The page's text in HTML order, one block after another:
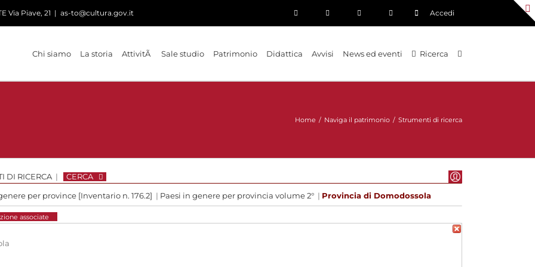
Via Piave, 21 | as-to@cultura.gov.it Accedi
Chi siamo La storia AttivitÃ Sale studio Patrimonio Didattica Avvisi News ed eventi Ricerca
Home / Naviga il patrimonio / Strumenti di ricerca
DI RICERCA | CERCA
per province [Inventario n. 176.2] | Paesi in genere per provincia volume 2° | Provincia di Domodossola
associate